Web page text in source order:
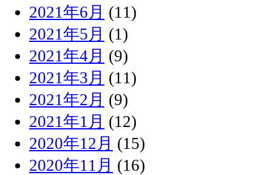
2021年6月 (11)
2021年5月 (1)
2021年4月 (9)
2021年3月 (11)
2021年2月 (9)
2021年1月 (12)
2020年12月 (15)
2020年11月 (16)